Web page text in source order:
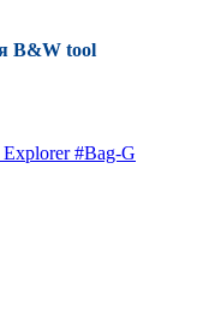
B&W tool